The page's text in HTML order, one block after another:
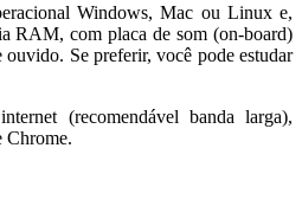
Windows, Mac ou Linux e,
RAM, com placa de som (on-board)
Se preferir, você pode estudar
(recomendável banda larga),
Chrome.